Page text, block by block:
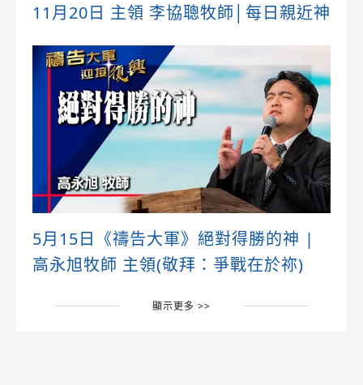
11月20日 主領 李協聰牧師│每日親近神
5月15日《禱告大軍》絕對得勝的神 |
高永旭牧師 主領(敬拜：爭戰在於祢)
顯示更多 >>